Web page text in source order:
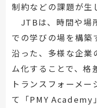
制約などの課題が生
JTBは、時間や場
での学びの場を構築
沿った、多様な企業
ム化することで、格
トランスフォーメ
て「PMY Academy